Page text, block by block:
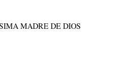
MADRE DE DIOS